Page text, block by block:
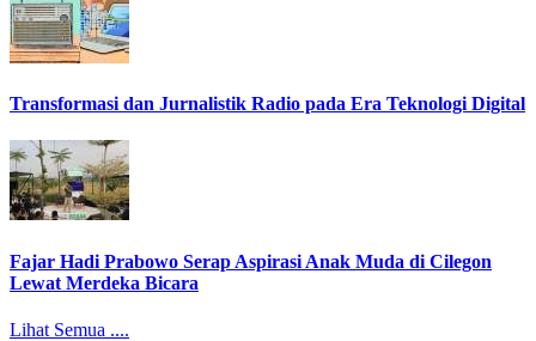
Transformasi dan Jurnalistik Radio pada Era Teknologi Digital
Fajar Hadi Prabowo Serap Aspirasi Anak Muda di Cilegon
Lewat Merdeka Bicara
Lihat Semua ....